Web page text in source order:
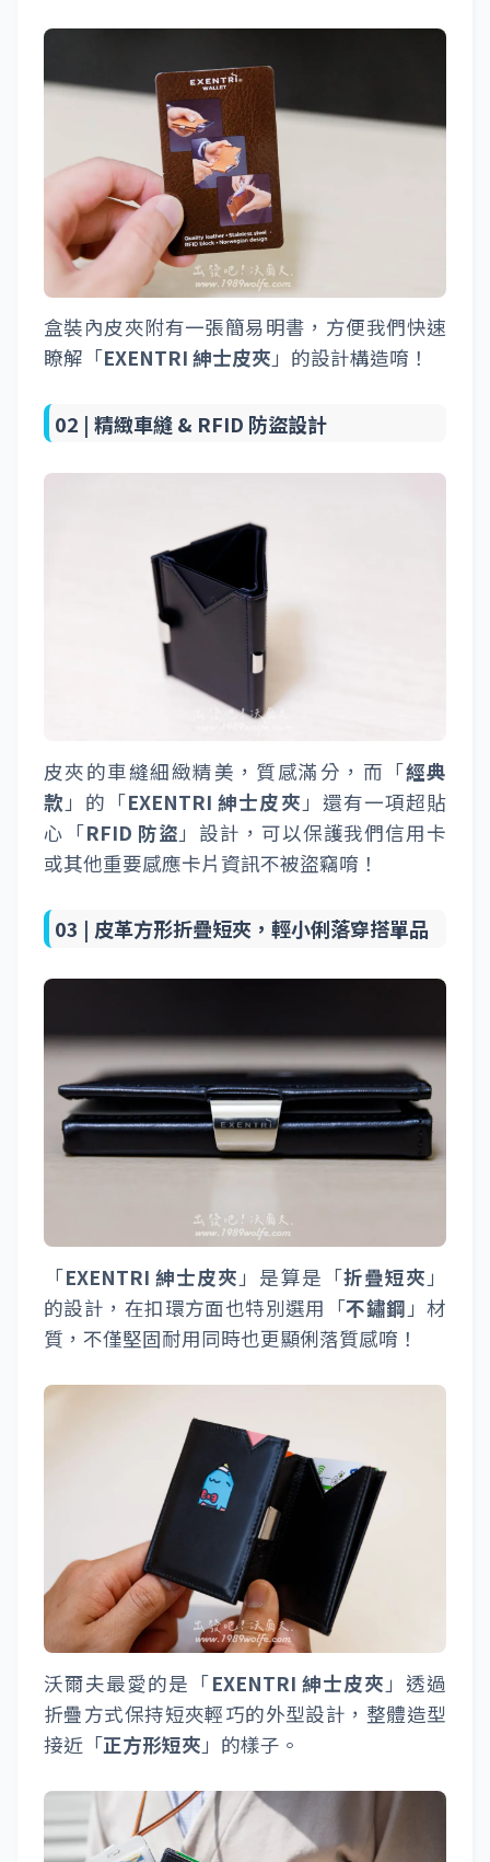
盒裝內皮夾附有一張簡易明書，方便我們快速
瞭解「EXENTRI 紳士皮夾」的設計構造唷！
02 |精緻車縫 & RFID 防盜設計
皮夾的車縫細緻精美，質感滿分，而「經典
款」的「EXENTRI 紳士皮夾」還有一項超貼
心「RFID 防盜」設計，可以保護我們信用卡
或其他重要感應卡片資訊不被盜竊唷！
03 | 皮革方形折疊短夾，輕小俐落穿搭單品
「EXENTRI 紳士皮夾 」是算是「折疊短夾 」
的設計，在扣環方面也特別選用「不鏽鋼 」材
質，不僅堅固耐用同時也更顯俐落質感唷！
沃爾夫最愛的是「EXENTRI 紳士皮夾 」透過
折疊方式保持短夾輕巧的外型設計，整體造型
接近「正方形短夾 」的樣子。